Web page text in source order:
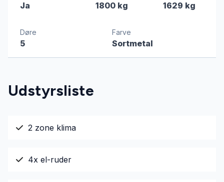
Ja 1800 kg 1629 kg
Døre
5
Farve
Sortmetal
Udstyrsliste
2 zone klima
4x el-ruder